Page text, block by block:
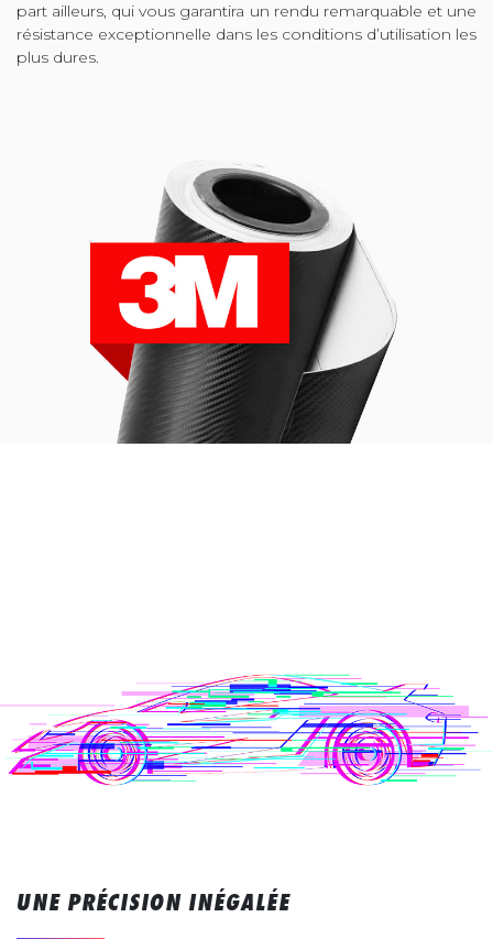
part ailleurs, qui vous garantira un rendu remarquable et une
résistance exceptionnelle dans les conditions d’utilisation les
plus dures.
UNE PRÉCISION INÉGALÉE